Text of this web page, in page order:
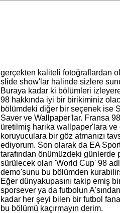
gerçekten kaliteli fotoğraflardan
slide show'lar halinde sizlere
Buraya kadar ki bölümleri
98 hakkında iyi bir birikiminiz
bölümdeki diğer bir seçenek ise
Saver ve Wallpaper'lar. Fransa
üretilmiş harika wallpaper'lara ve
koruyuculara bir göz atmanızı
ediyorum. Son olarak da EA
tarafından önümüzdeki günlerde
sürülecek olan 'World Cup' 98
demo'sunu bu bölümden
Eğer dünyakupasını takip emiş
sporsever ya da futbolun
kadar her şeyi bilen bir futbol
bu bölümü kaçırmayın derim.